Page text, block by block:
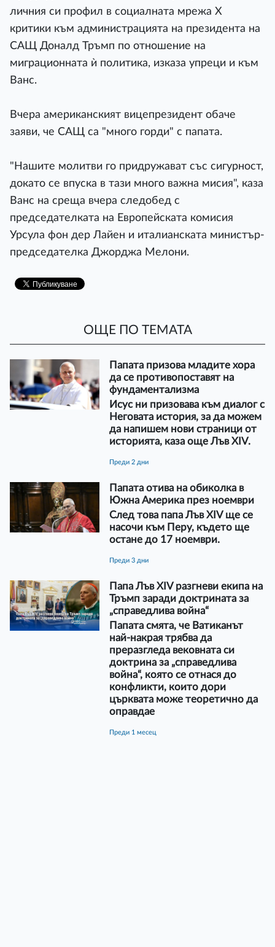
личния си профил в социалната мрежа Х
критики към администрацията на президента на
САЩ Доналд Тръмп по отношение на
миграционната ѝ политика, изказа упреци и към
Ванс.
Вчера американският вицепрезидент обаче
заяви, че САЩ са "много горди" с папата.
"Нашите молитви го придружават със сигурност,
докато се впуска в тази много важна мисия", каза
Ванс на среща вчера следобед с
председателката на Европейската комисия
Урсула фон дер Лайен и италианската министър-
председателка Джорджа Мелони.
ОЩЕ ПО ТЕМАТА
Папата призова младите хора
да се противопоставят на
фундаментализма
Исус ни призовава към диалог с
Неговата история, за да можем
да напишем нови страници от
историята, каза още Лъв XIV.
преди 2 дни
Папата отива на обиколка в
Южна Америка през ноември
След това папа Лъв XIV ще се
насочи към Перу, където ще
остане до 17 ноември.
преди 3 дни
Папа Лъв XIV разгневи екипа на
Тръмп заради доктрината за
„справедлива война“
Папата смята, че Ватиканът
най-накрая трябва да
преразгледа вековната си
доктрина за „справедлива
война“, която се отнася до
конфликти, които дори
църквата може теоретично да
оправдае
преди 1 месец